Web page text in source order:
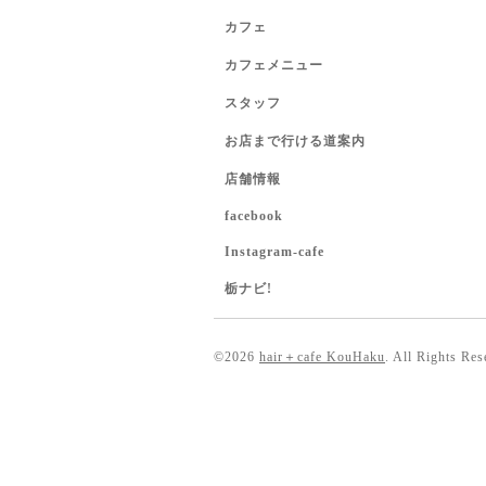
カフェ
カフェメニュー
スタッフ
お店まで行ける道案内
店舗情報
facebook
Instagram-cafe
栃ナビ!
©2026 hair＋cafe KouHaku. All Rights